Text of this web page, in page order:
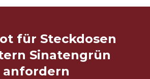
für Steckdosen
Sinatengrün
anfordern